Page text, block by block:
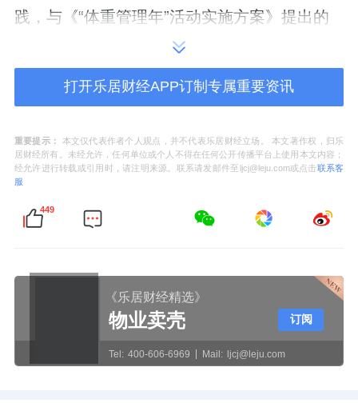
践，与《“体重管理年”活动实施方案》提出的
“微运动矩阵”形成理念呼应。不少参与者反
馈，将运动目标拆解到通勤、午休等日常场
景，既缓解了久坐办公的亚健康状态，也契合
产城融合赋能片区转型新实践
城市更新的标杆项目，规划面积达70万平方
米，由金隅智造工场、金隅智荟中心、金隅生
命科学创新中心等核心板块构成，并联动隅翼
创新空间、金隅启迪孵化器等载体，形成了“一
打开乐居财经APP订制专属重要资讯
重要提示：
本文仅代表作者个人观点，并不代表乐居财经立场。 本文著作权，归乐
居财经所有。未经允许，任何单位或个人不得在任何公开传播平台上使用本文内容；
经允许进行转载或引用时，请注明来源。联系请发邮件至ljcj@leju.com或点击联系客
服
449
《乐居财经精选》
物业卖壳
Tel: 400-606-6969 Mail: ljcj@leju.com
订阅